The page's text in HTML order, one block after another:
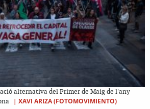
alternativa del Primer de Maig de l'any
| XAVI ARIZA (FOTOMOVIMIENTO)